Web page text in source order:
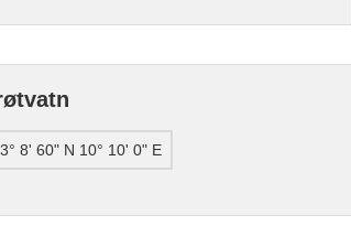
8' 60" N 10° 10' 0" E